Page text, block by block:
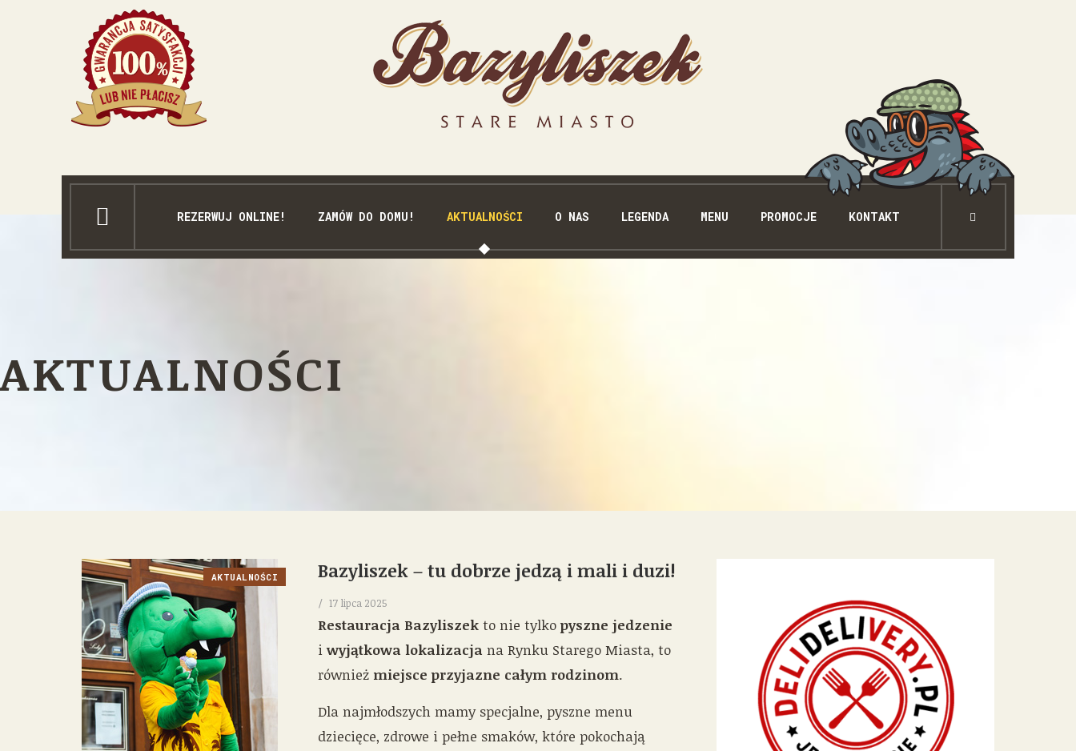
REZERWUJ ONLINE! ZAMÓW DO DOMU! AKTUALNOŚCI O NAS LEGENDA MENU PROMOCJE KONTAKT
AKTUALNOŚCI
Bazyliszek – tu dobrze jedzą i mali i duzi!
AKTUALNOŚCI
17 lipca 2025
Restauracja Bazyliszek to nie tylkopyszne jedzenie
iwyjątkowa lokalizacja na Rynku Starego Miasta, to
również miejsce przyjazne całym rodzinom.
Dla najmłodszych mamy specjalne, pyszne menu
dziecięce, zdrowe i pełne smaków, które pokochają